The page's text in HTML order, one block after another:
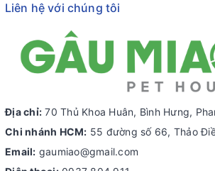
Liên hệ với chúng tôi
Địa chỉ: 70 Thủ Khoa Huân, Bình Hưng,
Chi nhánh HCM: 55 đường số 66, Thảo
Email: gaumiao@gmail.com